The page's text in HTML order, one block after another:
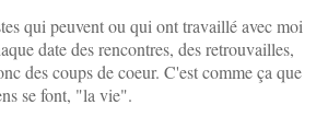
qui peuvent ou qui ont travaillé avec moi
date des rencontres, des retrouvailles,
des coups de coeur. C'est comme ça que
se font, "la vie".